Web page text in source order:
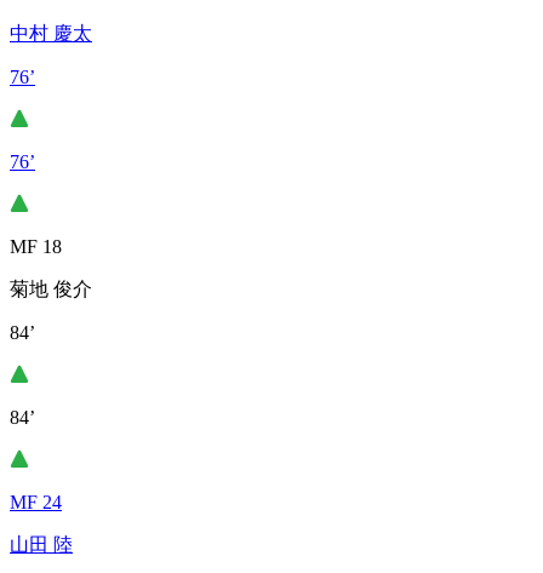
中村 慶太
76’
76’
MF 18
菊地 俊介
84’
84’
MF 24
山田 陸